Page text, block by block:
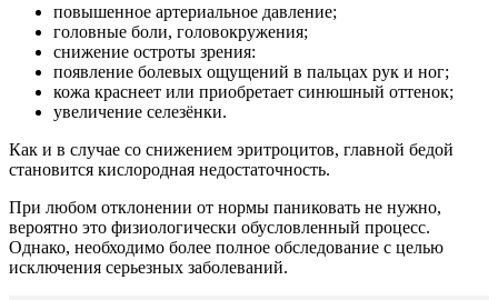
повышенное артериальное давление;
головные боли, головокружения;
снижение остроты зрения:
появление болевых ощущений в пальцах рук и ног;
кожа краснеет или приобретает синюшный оттенок;
увеличение селезёнки.
Как и в случае со снижением эритроцитов, главной бедой
становится кислородная недостаточность.
При любом отклонении от нормы паниковать не нужно,
вероятно это физиологически обусловленный процесс.
Однако, необходимо более полное обследование с целью
исключения серьезных заболеваний.